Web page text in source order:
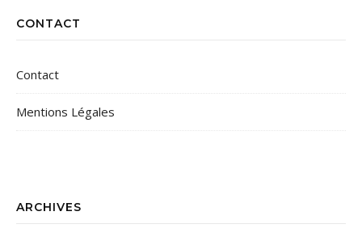
CONTACT
Contact
Mentions Légales
ARCHIVES